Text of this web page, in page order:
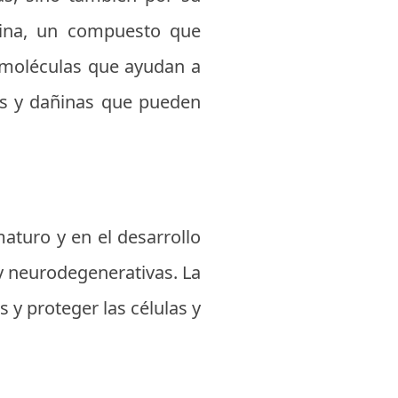
un compuesto que
que ayudan a
y dañinas que pueden
y en el desarrollo
La
y proteger las células y